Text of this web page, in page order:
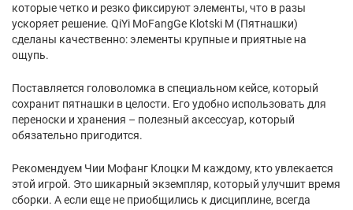
которые четко и резко фиксируют элементы, что в разы
ускоряет решение. QiYi MoFangGe Klotski M (Пятнашки)
сделаны качественно: элементы крупные и приятные на
ощупь.
Поставляется головоломка в специальном кейсе, который
сохранит пятнашки в целости. Его удобно использовать для
переноски и хранения – полезный аксессуар, который
обязательно пригодится.
Рекомендуем Чии Мофанг Клоцки М каждому, кто увлекается
этой игрой. Это шикарный экземпляр, который улучшит время
сборки. А если еще не приобщились к дисциплине, всегда